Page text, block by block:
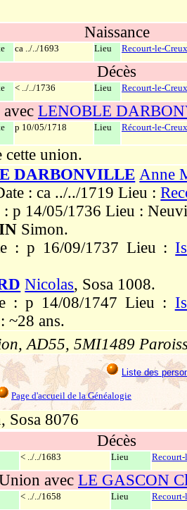
Naissance
ca ../../1693 Lieu Recourt-le-
Décès
< ../../1736 Lieu Recourt-le-
LENOBLE
p 10/05/1718 Lieu Récourt-le-
cette union.
DARBONVILLE Anne
: ca ../../1719 Lieu :
p 14/05/1736 Lieu :
Simon.
: p 16/09/1737 Lieu :
Nicolas, Sosa 1008.
: p 14/08/1747 Lieu :
~28 ans.
AD55, 5MI1489
Liste des
Page d'accueil de la Généalogie
Sosa 8076
Décès
< ../../1683 Lieu
avec LE GASCON
< ../../1658 Lieu